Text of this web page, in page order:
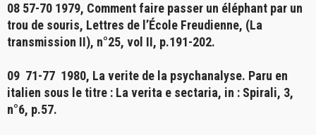
08 57-70 1979, Comment faire passer un éléphant par un
trou de souris, Lettres de l’École Freudienne, (La
transmission II), n°25, vol II, p.191-202.
09 71-77 1980, La verite de la psychanalyse. Paru en
italien sous le titre : La verita e sectaria, in : Spirali, 3,
n°6, p.57.